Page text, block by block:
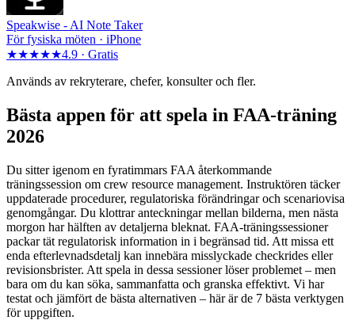
Speakwise - AI Note Taker
För fysiska möten · iPhone
★★★★★4.9 · Gratis
Används av rekryterare, chefer, konsulter och fler.
Bästa appen för att spela in FAA-träning
2026
Du sitter igenom en fyratimmars FAA återkommande
träningssession om crew resource management. Instruktören täcker
uppdaterade procedurer, regulatoriska förändringar och scenariovisa
genomgångar. Du klottrar anteckningar mellan bilderna, men nästa
morgon har hälften av detaljerna bleknat. FAA-träningssessioner
packar tät regulatorisk information in i begränsad tid. Att missa ett
enda efterlevnadsdetalj kan innebära misslyckade checkrides eller
revisionsbrister. Att spela in dessa sessioner löser problemet – men
bara om du kan söka, sammanfatta och granska effektivt. Vi har
testat och jämfört de bästa alternativen – här är de 7 bästa verktygen
för uppgiften.